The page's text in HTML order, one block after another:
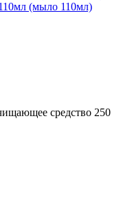
(мыло 110мл)
средство 250